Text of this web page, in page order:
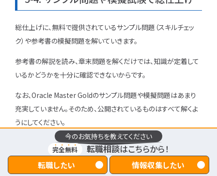
今のお気持ちを教えてください
完全無料 転職相談はこちらから！
転職したい 情報収集したい
総仕上げに、無料で提供されているサンプル問題（スキルチェッ
ク）や参考書の模擬問題を解いていきます。
参考書の解説を読み、章末問題を解くだけでは、知識が定着して
いるかどうかを十分に確認できないからです。
なお、Oracle Master Goldのサンプル問題や模擬問題はあまり
充実していません。そのため、公開されているものはすべて解くよ
うにしてください。
間違えた問題は、参考書で復習し、理解を深めることも合格のた
めに重要です。